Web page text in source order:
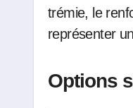
trémie, le
représenter
Options